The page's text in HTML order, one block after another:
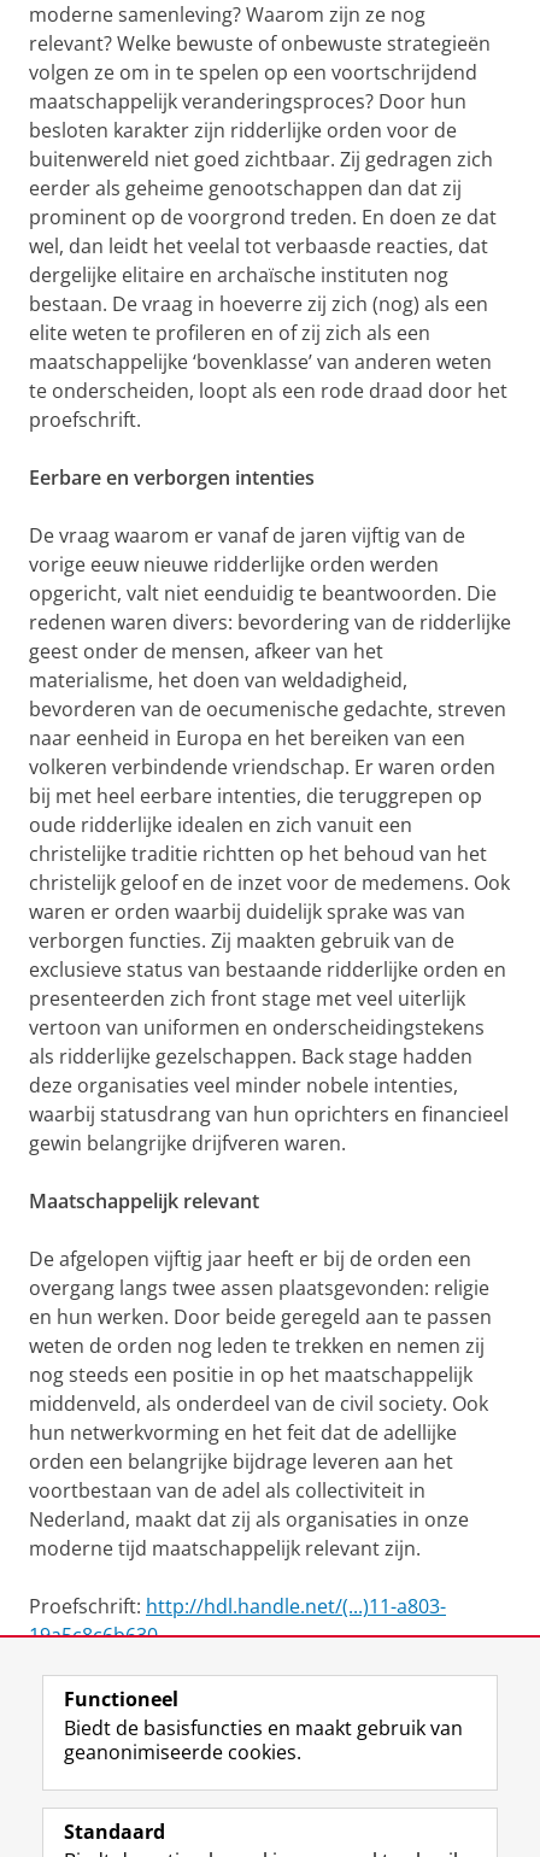
moderne samenleving? Waarom zijn ze nog
relevant? Welke bewuste of onbewuste strategieën
volgen ze om in te spelen op een voortschrijdend
maatschappelijk veranderingsproces? Door hun
besloten karakter zijn ridderlijke orden voor de
buitenwereld niet goed zichtbaar. Zij gedragen zich
eerder als geheime genootschappen dan dat zij
prominent op de voorgrond treden. En doen ze dat
wel, dan leidt het veelal tot verbaasde reacties, dat
dergelijke elitaire en archaïsche instituten nog
bestaan. De vraag in hoeverre zij zich (nog) als een
elite weten te profileren en of zij zich als een
maatschappelijke ‘bovenklasse’ van anderen weten
te onderscheiden, loopt als een rode draad door het
proefschrift.
Eerbare en verborgen intenties
De vraag waarom er vanaf de jaren vijftig van de
vorige eeuw nieuwe ridderlijke orden werden
opgericht, valt niet eenduidig te beantwoorden. Die
redenen waren divers: bevordering van de ridderlijke
geest onder de mensen, afkeer van het
materialisme, het doen van weldadigheid,
bevorderen van de oecumenische gedachte, streven
naar eenheid in Europa en het bereiken van een
volkeren verbindende vriendschap. Er waren orden
bij met heel eerbare intenties, die teruggrepen op
oude ridderlijke idealen en zich vanuit een
christelijke traditie richtten op het behoud van het
christelijk geloof en de inzet voor de medemens. Ook
waren er orden waarbij duidelijk sprake was van
verborgen functies. Zij maakten gebruik van de
exclusieve status van bestaande ridderlijke orden en
presenteerden zich front stage met veel uiterlijk
vertoon van uniformen en onderscheidingstekens
als ridderlijke gezelschappen. Back stage hadden
deze organisaties veel minder nobele intenties,
waarbij statusdrang van hun oprichters en financieel
gewin belangrijke drijfveren waren.
Maatschappelijk relevant
De afgelopen vijftig jaar heeft er bij de orden een
overgang langs twee assen plaatsgevonden: religie
en hun werken. Door beide geregeld aan te passen
weten de orden nog leden te trekken en nemen zij
nog steeds een positie in op het maatschappelijk
middenveld, als onderdeel van de civil society. Ook
hun netwerkvorming en het feit dat de adellijke
orden een belangrijke bijdrage leveren aan het
voortbestaan van de adel als collectiviteit in
Nederland, maakt dat zij als organisaties in onze
moderne tijd maatschappelijk relevant zijn.
Proefschrift: http://hdl.handle.net/(...)11-a803-
19a5c8c6b630
View this page in:English
Volg de RUG
F
a
L
i
R
S
I
n
Y
o
Functioneel
Biedt de basisfuncties en maakt gebruik van
geanonimiseerde cookies.
Standaard